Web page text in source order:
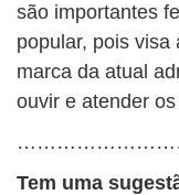
são importantes
popular, pois visa
marca da atual
ouvir e atender
Tem uma